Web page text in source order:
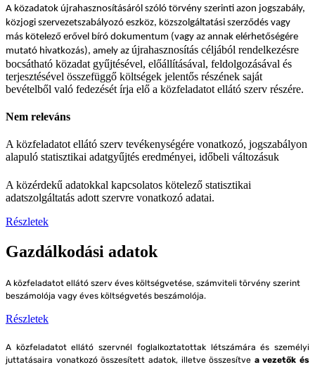
A közadatok újrahasznosításáról szóló törvény szerinti azon jogszabály,
közjogi szervezetszabályozó eszköz, közszolgáltatási szerződés vagy
más kötelező erővel bíró dokumentum (vagy az annak elérhetőségére
mutató hivatkozás), amely az újrahasznosítás céljából rendelkezésre
bocsátható közadat gyűjtésével, előállításával, feldolgozásával és
terjesztésével összefüggő költségek jelentős részének saját
bevételből való fedezését írja elő a közfeladatot ellátó szerv részére.
Nem releváns
A közfeladatot ellátó szerv tevékenységére vonatkozó, jogszabályon
alapuló statisztikai adatgyűjtés eredményei, időbeli változásuk
A közérdekű adatokkal kapcsolatos kötelező statisztikai
adatszolgáltatás adott szervre vonatkozó adatai.
Részletek
Gazdálkodási adatok
A közfeladatot ellátó szerv éves költségvetése, számviteli törvény szerint
beszámolója vagy éves költségvetés beszámolója.
Részletek
A közfeladatot ellátó szervnél foglalkoztatottak létszámára és személyi
juttatásaira vonatkozó összesített adatok, illetve összesítve a vezetők és